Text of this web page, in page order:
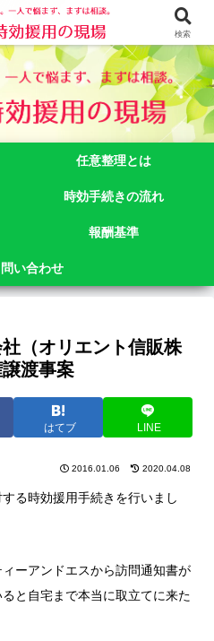
苑総合事務所にご相談下さい。 東京都
ビル新宿４階 TEL:03-3356-3750
任意整理とは
時効手続きの流れ
報酬基準
い合わせ
（オリエント信販株
渡事案
はてブ LINE
2016.01.06 2020.04.08
る時効援用手続きを行いまし
ーアンドエスから訪問通知書が
と自宅まで本当に取立てに来た
検索